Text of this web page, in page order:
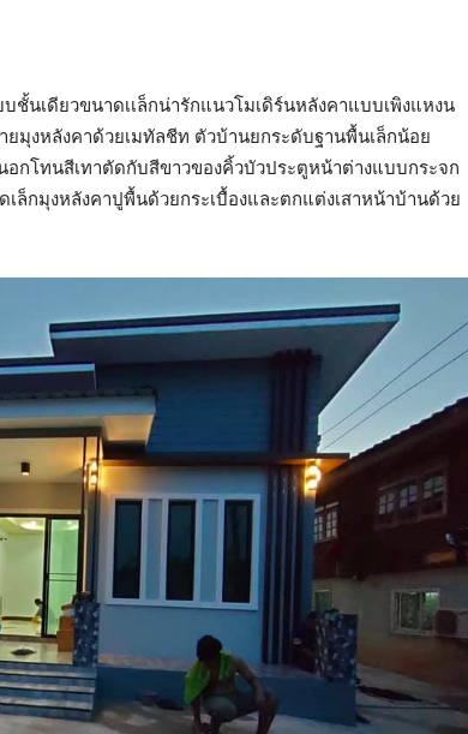
นเดียวขนาดเเล็กน่ารักแนวโมเดิร์นหลังคาแบบเพิงแหงน
มุงหลังคาด้วยเมทัลชีท ตัวบ้านยกระดับฐานพื้นเล็กน้อย
กโทนสีเทาตัดกับสีขาวของคิ้วบัวประตูหน้าต่างแบบกระจก
ล็กมุงหลังคาปูพื้นด้วยกระเบื้องและตกแต่งเสาหน้าบ้านด้วย